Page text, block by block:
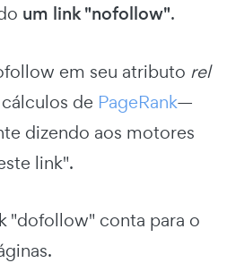
um link "nofollow".
em seu atributo rel
de PageRank—
dizendo aos motores
link".
"dofollow" conta para o